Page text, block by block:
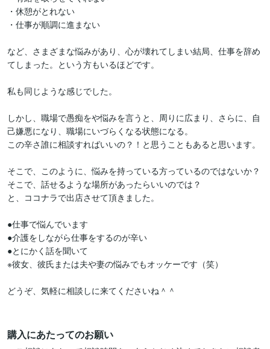
・休憩がとれない
・仕事が順調に進まない
など、さまざまな悩みがあり、心が壊れてしまい結局、仕事を辞め
てしまった。という方もいるほどです。
私も同じような感じでした。
しかし、職場で愚痴をや悩みを言うと、周りに広まり、さらに、自
己嫌悪になり、職場にいづらくなる状態になる。
この辛さ誰に相談すればいいの？！と思うこともあると思います。
そこで、このように、悩みを持っている方っているのではないか？
そこで、話せるような場所があったらいいのでは？
と、ココナラで出店させて頂きました。
●仕事で悩んでいます
●介護をしながら仕事をするのが辛い
●とにかく話を聞いて
※彼女、彼氏または夫や妻の悩みでもオッケーです（笑）
どうぞ、気軽に相談しに来てくださいね＾＾
購入にあたってのお願い